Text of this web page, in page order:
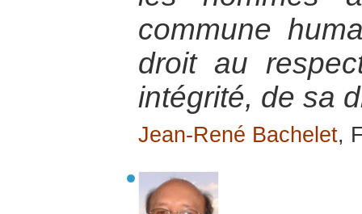
commune
droit au
intégrité, de sa
Jean-René Bachelet,